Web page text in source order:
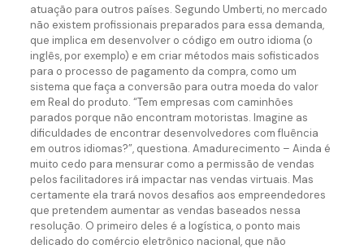
atuação para outros países. Segundo Umberti, no mercado
não existem profissionais preparados para essa demanda,
que implica em desenvolver o código em outro idioma (o
inglês, por exemplo) e em criar métodos mais sofisticados
para o processo de pagamento da compra, como um
sistema que faça a conversão para outra moeda do valor
em Real do produto. “Tem empresas com caminhões
parados porque não encontram motoristas. Imagine as
dificuldades de encontrar desenvolvedores com fluência
em outros idiomas?”, questiona. Amadurecimento – Ainda é
muito cedo para mensurar como a permissão de vendas
pelos facilitadores irá impactar nas vendas virtuais. Mas
certamente ela trará novos desafios aos empreendedores
que pretendem aumentar as vendas baseados nessa
resolução. O primeiro deles é a logística, o ponto mais
delicado do comércio eletrônico nacional, que não